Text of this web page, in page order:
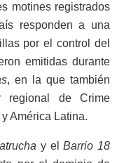
motines registrados
responden a una
por el control del
emitidas durante
, en la que también
regional de Crime
América Latina.
y elBarrio 18